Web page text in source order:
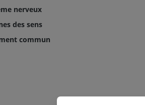
nerveux
des sens
commun